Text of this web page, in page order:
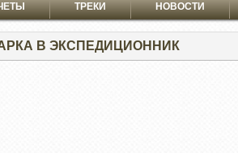
ТРЕКИ НОВОСТИ
В ЭКСПЕДИЦИОННИК